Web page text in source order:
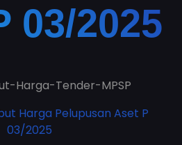
03/2025
Harga-Tender-MPSP
Harga Pelupusan Aset P
03/2025